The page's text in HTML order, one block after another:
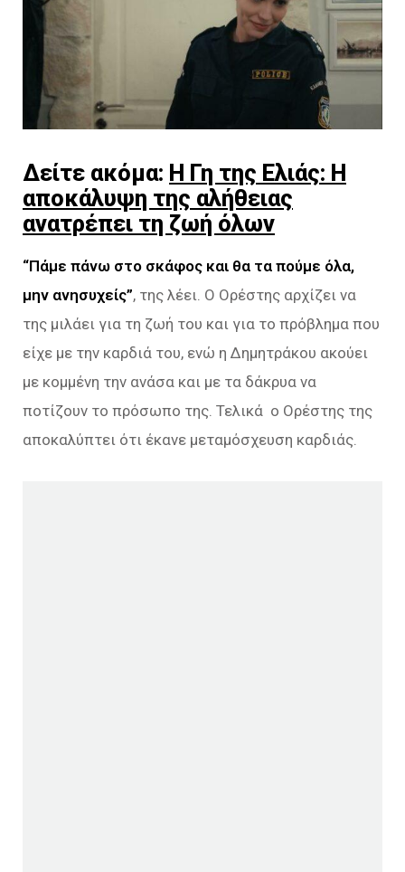
Δείτε ακόμα: Η Γη της Ελιάς: Η
αποκάλυψη της αλήθειας
ανατρέπει τη ζωή όλων
“Πάμε πάνω στο σκάφος και θα τα πούμε όλα,
μην ανησυχείς”, της λέει. Ο Ορέστης αρχίζει να
της μιλάει για τη ζωή του και για το πρόβλημα που
είχε με την καρδιά του, ενώ η Δημητράκου ακούει
με κομμένη την ανάσα και με τα δάκρυα να
ποτίζουν το πρόσωπο της. Τελικά ο Ορέστης της
αποκαλύπτει ότι έκανε μεταμόσχευση καρδιάς.